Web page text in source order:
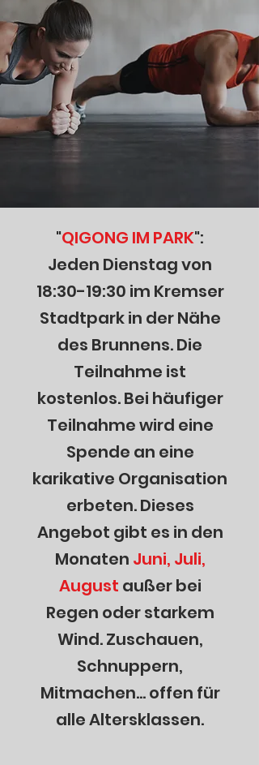
"QIGONG IM PARK":
Jeden Dienstag von
18:30-19:30 im Kremser
Stadtpark in der Nähe
des Brunnens. Die
Teilnahme ist
kostenlos. Bei häufiger
Teilnahme wird eine
Spende an eine
karikative Organisation
erbeten. Dieses
Angebot gibt es in den
Monaten Juni, Juli,
August außer bei
Regen oder starkem
Wind. Zuschauen,
Schnuppern,
Mitmachen... offen für
alle Altersklassen.